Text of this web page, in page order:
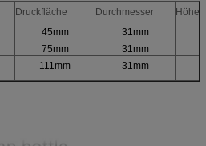
Druckfläche Durchmesser
Höhe
45mm 31mm
75mm 31mm
111mm 31mm